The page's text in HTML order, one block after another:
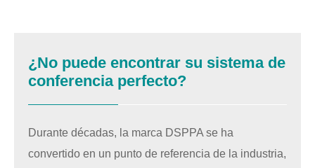
¿No puede encontrar su sistema de
conferencia perfecto?
Durante décadas, la marca DSPPA se ha
convertido en un punto de referencia de la industria,